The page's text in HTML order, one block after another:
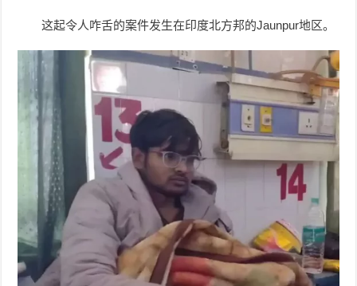
这起令人咋舌的案件发生在印度北方邦的Jaunpur地区。